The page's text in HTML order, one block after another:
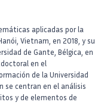
aplicadas por la
Vietnam, en 2018, y su
de Gante, Bélgica, en
en el
de la Universidad
se centran en el análisis
y de elementos de